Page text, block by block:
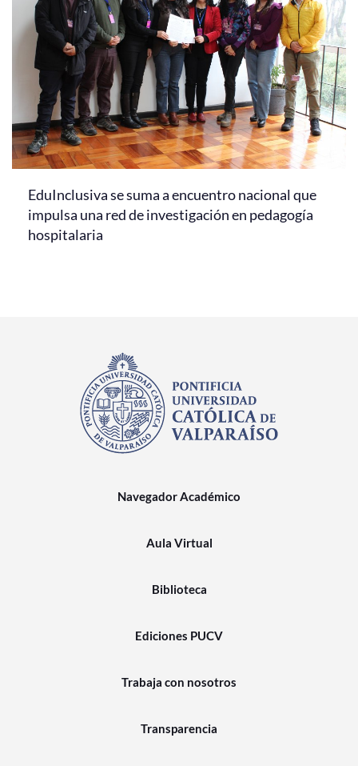
EduInclusiva se suma a encuentro nacional que
impulsa una red de investigación en pedagogía
hospitalaria
Navegador Académico
Aula Virtual
Biblioteca
Ediciones PUCV
Trabaja con nosotros
Transparencia